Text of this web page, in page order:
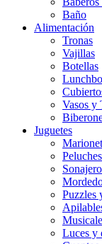
Baño
Alimentación
Tronas
Vajillas
Botellas
Vasos y
Juguetes
Puzzles
Luces y